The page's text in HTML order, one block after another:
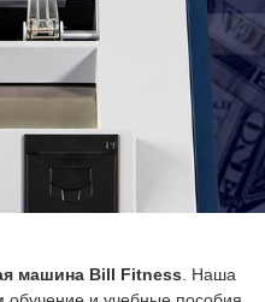
машина Bill Fitness . Наша